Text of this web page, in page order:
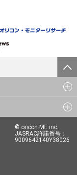
© oricon ME inc.
JASRAC許諾番号：
9009642140Y38026